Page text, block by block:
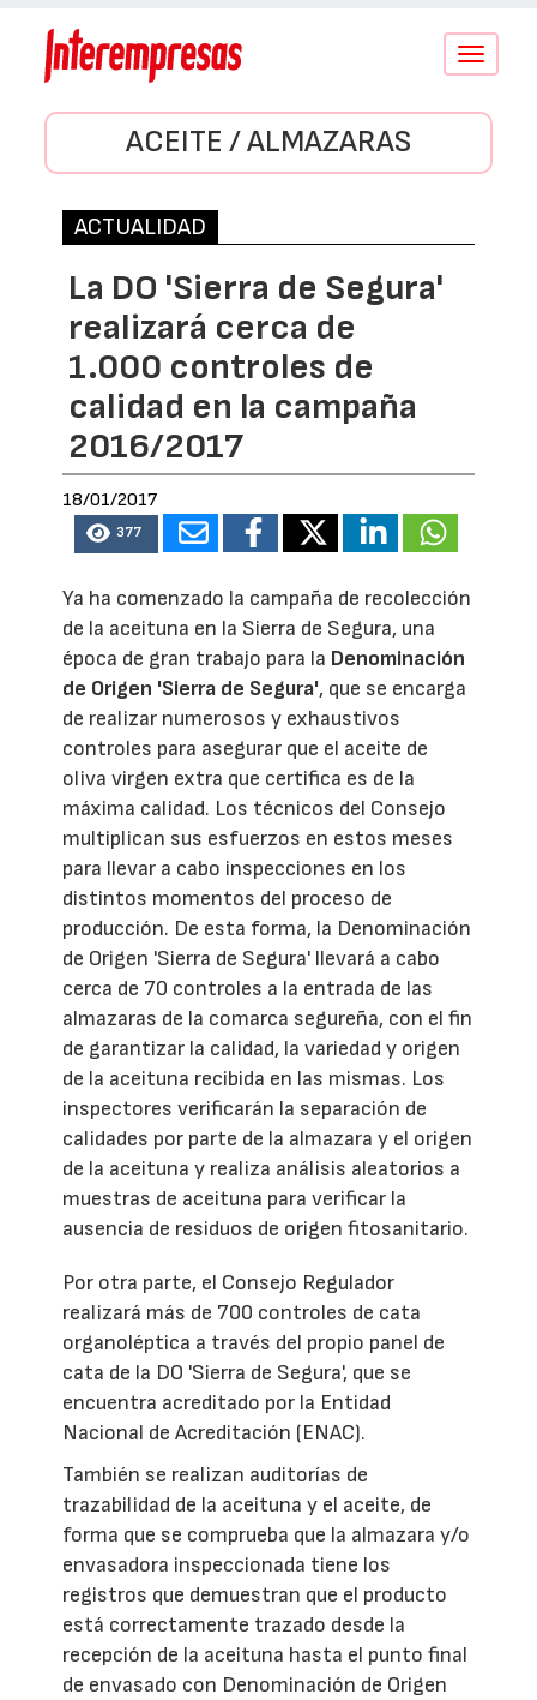
Conmutar
ACEITE / ALMAZARAS
ACTUALIDAD
La DO 'Sierra de Segura'
realizará cerca de
1.000 controles de
calidad en la campaña
2016/2017
18/01/2017
377
Ya ha comenzado la campaña de recolección
de la aceituna en la Sierra de Segura, una
época de gran trabajo para la Denominación
de Origen 'Sierra de Segura', que se encarga
de realizar numerosos y exhaustivos
controles para asegurar que el aceite de
oliva virgen extra que certifica es de la
máxima calidad. Los técnicos del Consejo
multiplican sus esfuerzos en estos meses
para llevar a cabo inspecciones en los
distintos momentos del proceso de
producción. De esta forma, la Denominación
de Origen 'Sierra de Segura' llevará a cabo
cerca de 70 controles a la entrada de las
almazaras de la comarca segureña, con el fin
de garantizar la calidad, la variedad y origen
de la aceituna recibida en las mismas. Los
inspectores verificarán la separación de
calidades por parte de la almazara y el origen
de la aceituna y realiza análisis aleatorios a
muestras de aceituna para verificar la
ausencia de residuos de origen fitosanitario.
Por otra parte, el Consejo Regulador
realizará más de 700 controles de cata
organoléptica a través del propio panel de
cata de la DO 'Sierra de Segura', que se
encuentra acreditado por la Entidad
Nacional de Acreditación (ENAC).
También se realizan auditorías de
trazabilidad de la aceituna y el aceite, de
forma que se comprueba que la almazara y/o
envasadora inspeccionada tiene los
registros que demuestran que el producto
está correctamente trazado desde la
recepción de la aceituna hasta el punto final
de envasado con Denominación de Origen